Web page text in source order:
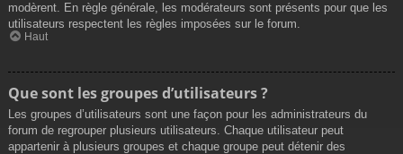
modèrent. En règle générale, les modérateurs sont présents pour que les
utilisateurs respectent les règles imposées sur le forum.
Haut
Que sont les groupes d’utilisateurs ?
Les groupes d’utilisateurs sont une façon pour les administrateurs du
forum de regrouper plusieurs utilisateurs. Chaque utilisateur peut
appartenir à plusieurs groupes et chaque groupe peut détenir des